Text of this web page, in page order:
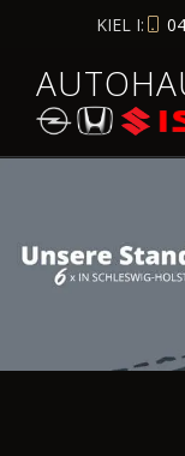
KIEL I: